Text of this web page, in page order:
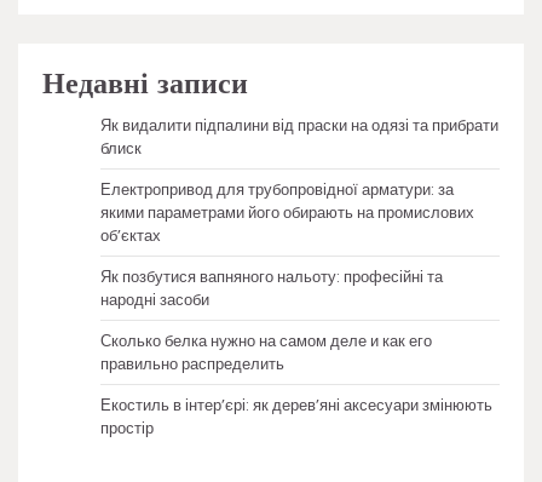
Недавні записи
Як видалити підпалини від праски на одязі та прибрати
блиск
Електропривод для трубопровідної арматури: за
якими параметрами його обирають на промислових
об’єктах
Як позбутися вапняного нальоту: професійні та
народні засоби
Сколько белка нужно на самом деле и как его
правильно распределить
Екостиль в інтер’єрі: як дерев’яні аксесуари змінюють
простір